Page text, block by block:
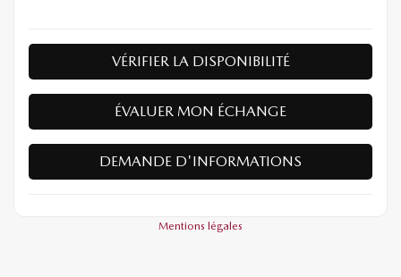
VÉRIFIER LA DISPONIBILITÉ
ÉVALUER MON ÉCHANGE
DEMANDE D'INFORMATIONS
Mentions légales